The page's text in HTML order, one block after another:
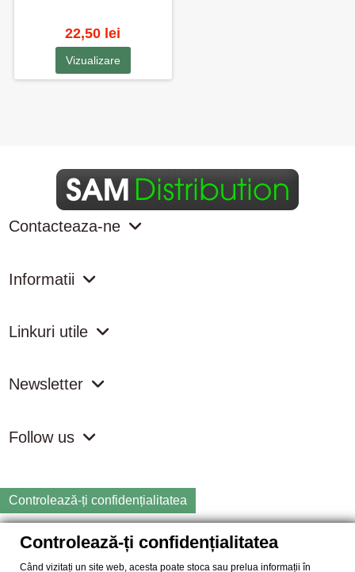
22,50 lei
Vizualizare
Contacteaza-ne
Informatii
Linkuri utile
Newsletter
Follow us
Controlează-ți confidențialitatea
Copyright
2026 samdistribution.ro - Magazin online cu Produse
Controlează-ți confidențialitatea
Când vizitați un site web, acesta poate stoca sau prelua informații în